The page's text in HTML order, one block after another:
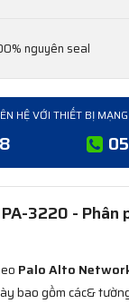
nguyên seal
HỆ VỚI THIẾT BỊ
3220 -
Palo Alto
bao gồm các&